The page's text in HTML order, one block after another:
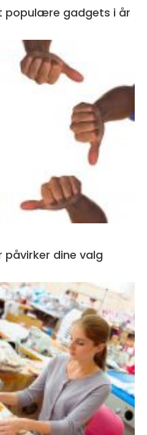
populære gadgets i år
påvirker dine valg